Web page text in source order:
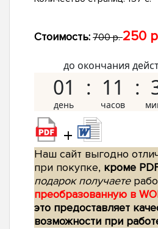
Стоимость: 700 р.250
до окончания
01 11
+
Наш сайт выгодно
при покупке, кроме
подарок получаете
преобразованную в
это предоставляет
возможности при